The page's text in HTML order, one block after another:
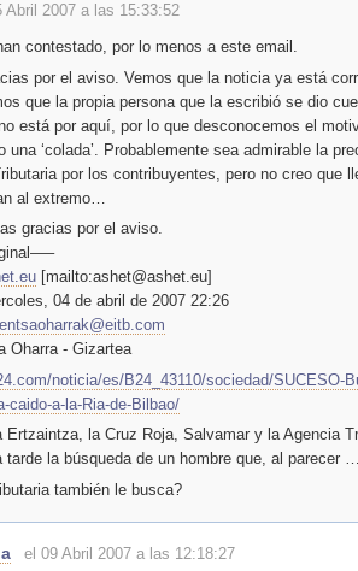
Abril 2007 a las 15:33:52
contestado, por lo menos a este email.
por el aviso. Vemos que la noticia ya está
que la propia persona que la escribió se dio
está por aquí, por lo que desconocemos el
una ‘colada’. Probablemente sea admirable la
por los contribuyentes, pero no creo que
al extremo…
gracias por el aviso.
[mailto:ashet@ashet.eu]
04 de abril de 2007 22:26
Oharra - Gizartea
noticia/es/B24_43110/sociedad/SUCESO-
caido-a-la-Ria-de-Bilbao/
Ertzaintza, la Cruz Roja, Salvamar y la Agencia
tarde la búsqueda de un hombre que, al parecer
también le busca?
el 09 Abril 2007 a las 12:18:27